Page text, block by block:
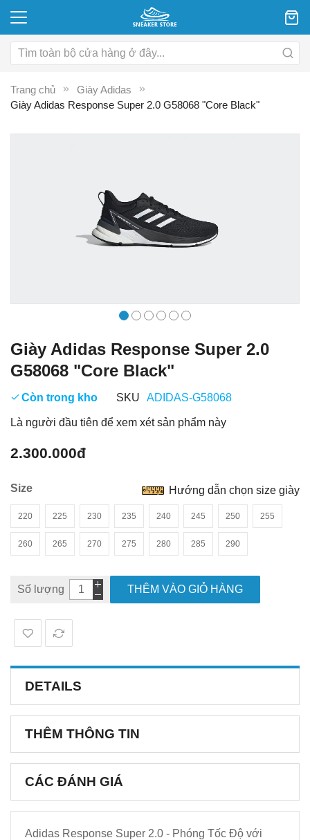
Trang chủ
Giày Adidas
Giày Adidas Response Super 2.0 G58068 "Core Black"
Giày Adidas Response Super 2.0
G58068 "Core Black"
Còn trong kho SKU ADIDAS-G58068
Là người đầu tiên để xem xét sản phẩm này
2.300.000đ
Size
220 225 230 235 240 245 250 255
260 265 270 275 280 285 290
Hướng dẫn chọn size giày
Số lượng THÊM VÀO GIỎ HÀNG
DETAILS
THÊM THÔNG TIN
CÁC ĐÁNH GIÁ
Adidas Response Super 2.0 - Phóng Tốc Độ với